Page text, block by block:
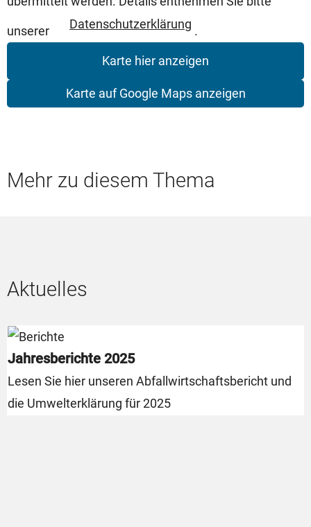
unserer Datenschutzerklärung .
Karte hier anzeigen
Karte auf Google Maps anzeigen
Mehr zu diesem Thema
Aktuelles
Jahresberichte 2025
Lesen Sie hier unseren Abfallwirtschaftsbericht und
die Umwelterklärung für 2025